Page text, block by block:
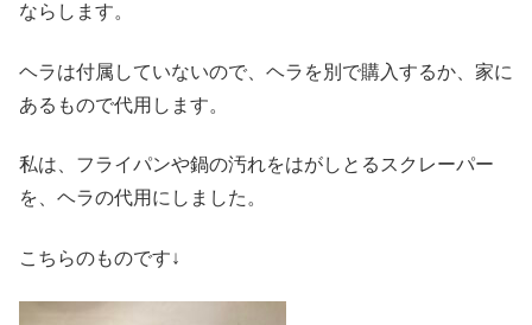
ならします。
ヘラは付属していないので、ヘラを別で購入するか、家に
あるもので代用します。
私は、フライパンや鍋の汚れをはがしとるスクレーパー
を、ヘラの代用にしました。
こちらのものです↓